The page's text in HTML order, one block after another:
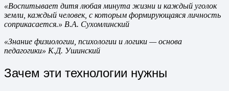
«Воспитывает дитя любая минута жизни и каждый уголок
земли, каждый человек, с которым формирующаяся личность
соприкасается.» В.А. Сухомлинский
«Знание физиологии, психологии и логики — основа
педагогики» К.Д. Ушинский
Зачем эти технологии нужны